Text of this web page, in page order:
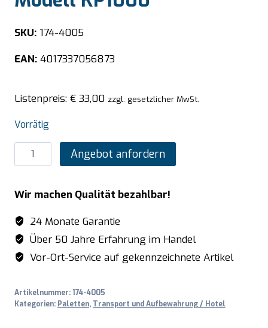
SKU: 174-4005
EAN: 4017337056873
Listenpreis: € 33,00 zzgl. gesetzlicher MwSt.
Vorrätig
SARO
Kunststoffpalette
Modell
KP1000
Menge
Angebot anfordern
Wir machen Qualität bezahlbar!
24 Monate Garantie
Über 50 Jahre Erfahrung im Handel
Vor-Ort-Service auf gekennzeichnete Artikel
Artikelnummer:174-4005
Kategorien: Paletten, Transport und Aufbewahrung / Hotel